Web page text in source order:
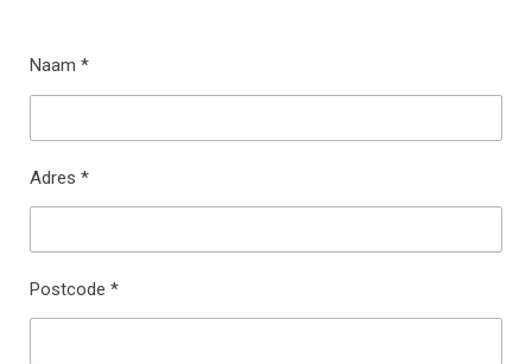
Naam *
Adres *
Postcode *